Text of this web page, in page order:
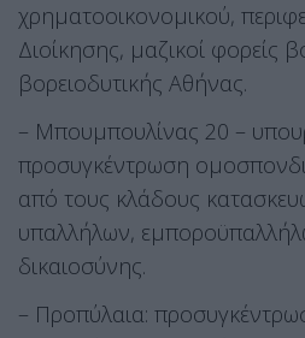
χρηματοοικονομικού,
Διοίκησης, μαζικοί φορείς
βορειοδυτικής Αθήνας.
– Μπουμπουλίνας 20 –
προσυγκέντρωση
από τους κλάδους
υπαλλήλων,
δικαιοσύνης.
– Προπύλαια: